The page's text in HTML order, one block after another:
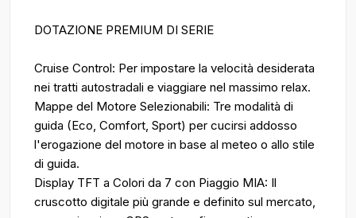
DOTAZIONE PREMIUM DI SERIE
Cruise Control: Per impostare la velocità desiderata
nei tratti autostradali e viaggiare nel massimo relax.
Mappe del Motore Selezionabili: Tre modalità di
guida (Eco, Comfort, Sport) per cucirsi addosso
l'erogazione del motore in base al meteo o allo stile
di guida.
Display TFT a Colori da 7 con Piaggio MIA: Il
cruscotto digitale più grande e definito sul mercato,